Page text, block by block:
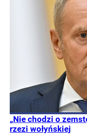
„Nie chodzi o
rzezi wołyńskiej